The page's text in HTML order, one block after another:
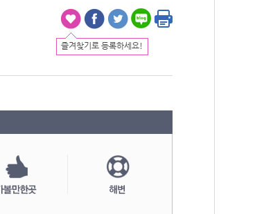
즐겨찾기로 등록하세요!